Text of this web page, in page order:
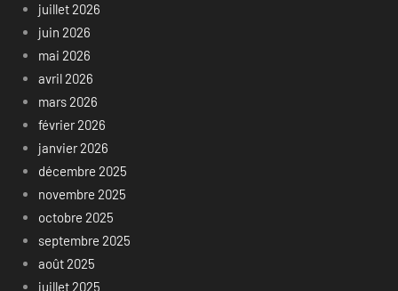
juillet 2026
juin 2026
mai 2026
avril 2026
mars 2026
février 2026
janvier 2026
décembre 2025
novembre 2025
octobre 2025
septembre 2025
août 2025
juillet 2025